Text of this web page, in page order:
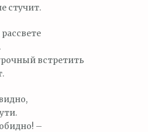
стучит.
встретить
–